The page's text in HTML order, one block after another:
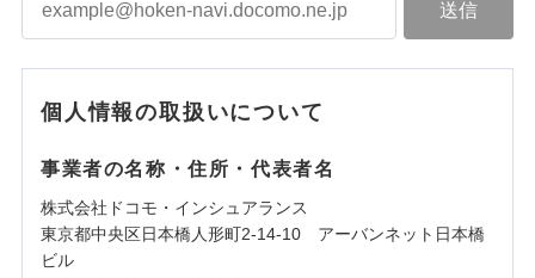
個人情報の取扱いについて
事業者の名称・住所・代表者名
株式会社ドコモ・インシュアランス
東京都中央区日本橋人形町2-14-10 アーバンネット日本橋
ビル